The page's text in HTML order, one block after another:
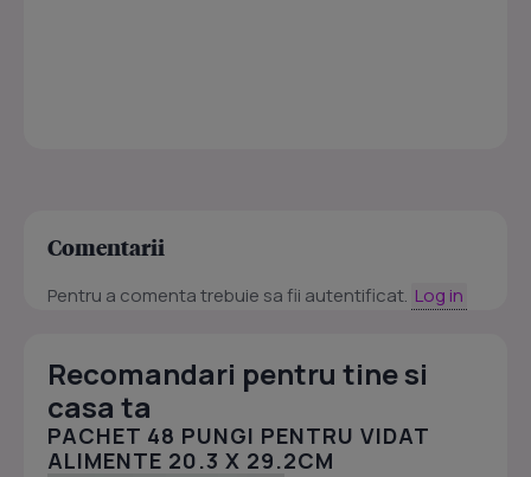
Comentarii
Pentru a comenta trebuie sa fii autentificat. Log in
Recomandari pentru tine si
casa ta
PACHET 48 PUNGI PENTRU VIDAT
ALIMENTE 20.3 X 29.2CM